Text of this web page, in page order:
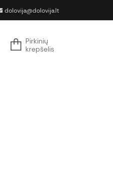
dolovija@dolovija.lt
Pirkinių
krepšelis